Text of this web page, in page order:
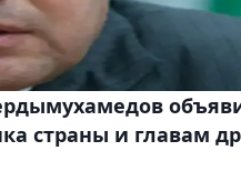
страны и главам